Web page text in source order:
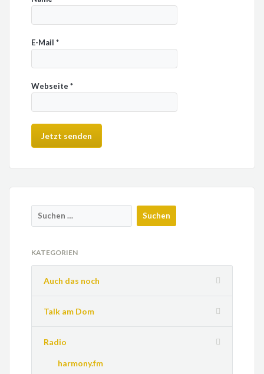
E-Mail*
Webseite*
KATEGORIEN
Auch das noch
Talk am Dom
Radio
harmony.fm